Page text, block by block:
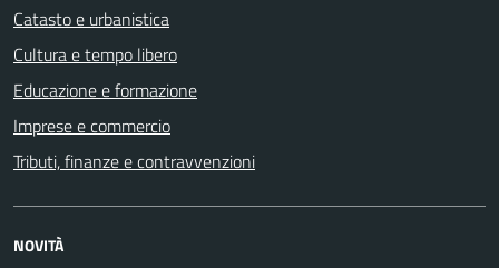
Catasto e urbanistica
Cultura e tempo libero
Educazione e formazione
Imprese e commercio
Tributi, finanze e contravvenzioni
NOVITÀ